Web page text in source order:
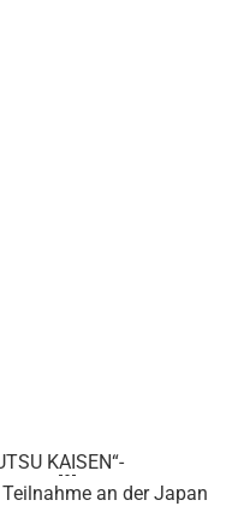
KAI SEN“-
an der Japan